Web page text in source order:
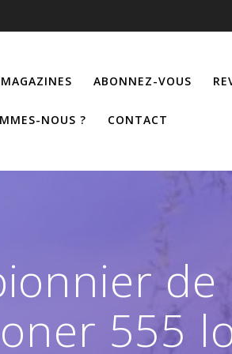
ABONNEZ-VOUS
NOUS ? CONTACT
de
555